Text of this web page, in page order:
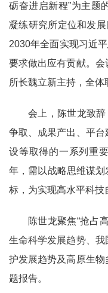
砺奋进启新程”为主题
凝练研究所定位和发
2030年全面实现习近
要求做出应有贡献。会
所长魏立新主持，全体
会上，陈世龙致辞
争取、成果产出、平
设等取得的一系列重
年，需以战略思维谋划
标，为实现高水平科技
陈世龙聚焦“抢占
生命科学发展趋势、
护发展趋势及高原生
题报告。